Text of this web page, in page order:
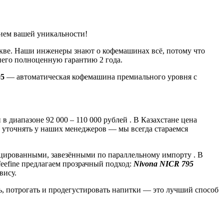
вашей уникальности!
Наши инженеры знают о кофемашинах всё, потому что
полноценную гарантию 2 года.
— автоматическая кофемашина премиального уровня с
диапазоне 92 000 – 110 000 рублей . В Казахстане цена
уточнять у наших менеджеров — мы всегда стараемся
завезёнными по параллельному импорту . В
предлагаем прозрачный подход: Nivona NICR 795
потрогать и продегустировать напитки — это лучший способ